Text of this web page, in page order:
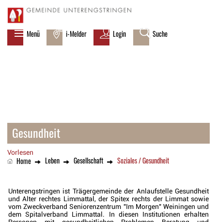
zur Startseite
Direkt zur Hauptnavigation
Direkt zum Inhalt
Direkt zur Suche
Direkt zum Stichwortverzeichnis
Kopfzeile
Menü i-Melder Login Suche
Gesundheit
Vorlesen
Home Leben Gesellschaft Soziales / Gesundheit
Unterengstringen ist Trägergemeinde der Anlaufstelle Gesundheit
und Alter rechtes Limmattal, der Spitex rechts der Limmat sowie
vom Zweckverband Seniorenzentrum "Im Morgen" Weiningen und
dem Spitalverband Limmattal. In diesen Institutionen erhalten
Zugehörige Objekte